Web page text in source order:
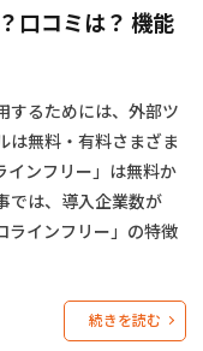
口コミは？ 機能
するためには、外部ツ
は無料・有料さまざま
インフリー」は無料か
では、導入企業数が
ラインフリー」の特徴
続きを読む